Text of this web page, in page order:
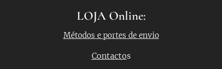
LOJA Online:
Métodos e portes de envio
Contactos